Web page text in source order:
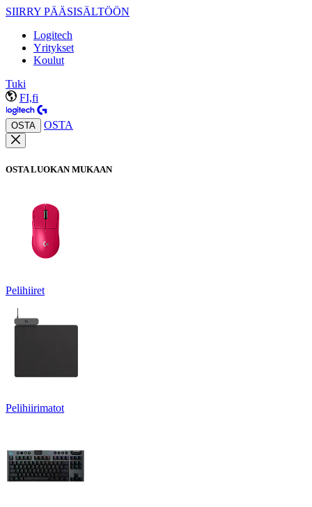
SIIRRY PÄÄSISÄLTÖÖN
Logitech
Yritykset
Koulut
Tuki
FI,fi
OSTA OSTA
OSTA LUOKAN MUKAAN
Pelihiiret
Pelihiirimatot